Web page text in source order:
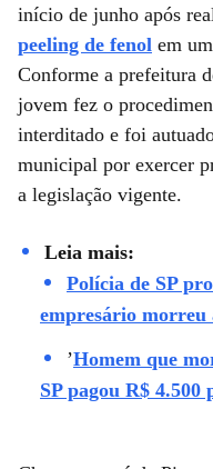
início de junho após
peeling de fenol em
Conforme a prefeitura
jovem fez o
interditado e foi
municipal por exercer
a legislação vigente.
Leia mais:
Polícia de SP
empresário morreu
’Homem que
SP pagou R$ 4.500